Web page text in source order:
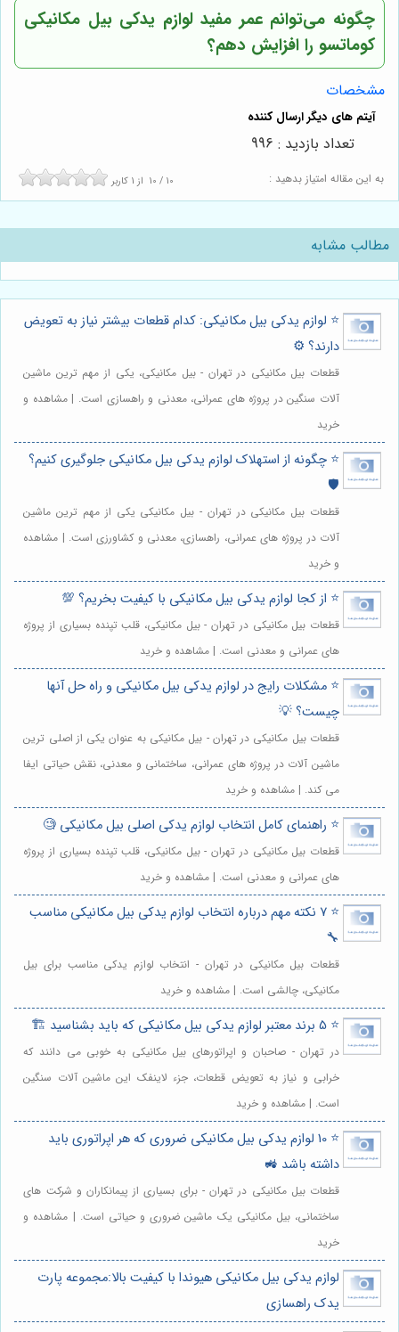
چگونه می‌توانم عمر مفید لوازم یدکی بیل مکانیکی
کوماتسو را افزایش دهم؟
مشخصات
به این مقاله امتیاز بدهید : 10 / 10 از 1 کاربر
تعداد بازدید : 996
مطالب مشابه
⭐️ لوازم یدکی بیل مکانیکی: کدام قطعات بیشتر نیاز به تعویض
دارند؟ ⚙️
قطعات بیل مکانیکی در تهران - بیل مکانیکی، یکی از مهم ترین ماشین
آلات سنگین در پروژه های عمرانی، معدنی و راهسازی است. | مشاهده و
خرید
⭐️ چگونه از استهلاک لوازم یدکی بیل مکانیکی جلوگیری کنیم؟
🛡️
قطعات بیل مکانیکی در تهران - بیل مکانیکی یکی از مهم ترین ماشین
آلات در پروژه های عمرانی، راهسازی، معدنی و کشاورزی است. | مشاهده
و خرید
⭐️ از کجا لوازم یدکی بیل مکانیکی با کیفیت بخریم؟ 💯
قطعات بیل مکانیکی در تهران - بیل مکانیکی، قلب تپنده بسیاری از پروژه
های عمرانی و معدنی است. | مشاهده و خرید
⭐️ مشکلات رایج در لوازم یدکی بیل مکانیکی و راه حل آنها
چیست؟ 💡
قطعات بیل مکانیکی در تهران - بیل مکانیکی به عنوان یکی از اصلی ترین
ماشین آلات در پروژه های عمرانی، ساختمانی و معدنی، نقش حیاتی ایفا
می کند. | مشاهده و خرید
⭐️ راهنمای کامل انتخاب لوازم یدکی اصلی بیل مکانیکی 🧐
قطعات بیل مکانیکی در تهران - بیل مکانیکی، قلب تپنده بسیاری از پروژه
های عمرانی و معدنی است. | مشاهده و خرید
⭐️ 7 نکته مهم درباره انتخاب لوازم یدکی بیل مکانیکی مناسب
🔧
قطعات بیل مکانیکی در تهران - انتخاب لوازم یدکی مناسب برای بیل
مکانیکی، چالشی است. | مشاهده و خرید
⭐️ 5 برند معتبر لوازم یدکی بیل مکانیکی که باید بشناسید 🏗️
در تهران - صاحبان و اپراتورهای بیل مکانیکی به خوبی می دانند که
خرابی و نیاز به تعویض قطعات، جزء لاینفک این ماشین آلات سنگین
است. | مشاهده و خرید
⭐️ 10 لوازم یدکی بیل مکانیکی ضروری که هر اپراتوری باید
داشته باشد 🚜
قطعات بیل مکانیکی در تهران - برای بسیاری از پیمانکاران و شرکت های
ساختمانی، بیل مکانیکی یک ماشین ضروری و حیاتی است. | مشاهده و
خرید
لوازم یدکی بیل مکانیکی هیوندا با کیفیت بالا:مجموعه پارت
یدک راهسازی